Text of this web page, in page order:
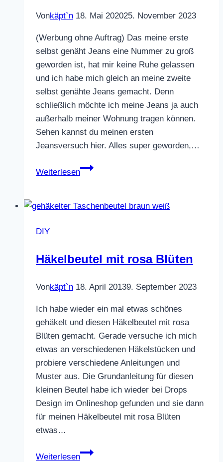
Vonkäpt`n 18. Mai 202025. November 2023
(Werbung ohne Auftrag) Das meine erste
selbst genäht Jeans eine Nummer zu groß
geworden ist, hat mir keine Ruhe gelassen
und ich habe mich gleich an meine zweite
selbst genähte Jeans gemacht. Denn
schließlich möchte ich meine Jeans ja auch
außerhalb meiner Wohnung tragen können.
Sehen kannst du meinen ersten
Jeansversuch hier. Alles super geworden,…
Weiterlesen
zweite
Jeans
DIY
Häkelbeutel mit rosa Blüten
Vonkäpt`n 18. April 20139. September 2023
Ich habe wieder ein mal etwas schönes
gehäkelt und diesen Häkelbeutel mit rosa
Blüten gemacht. Gerade versuche ich mich
etwas an verschiedenen Häkelstücken und
probiere verschiedene Anleitungen und
Muster aus. Die Grundanleitung für diesen
kleinen Beutel habe ich wieder bei Drops
Design im Onlineshop gefunden und sie dann
für meinen Häkelbeutel mit rosa Blüten
etwas…
Weiterlesen
Häkelbeutel